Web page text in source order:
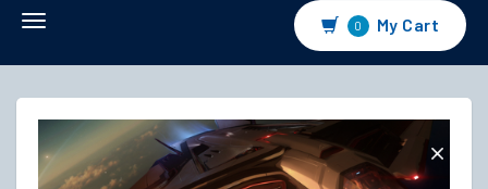
Toggle
0 My Cart